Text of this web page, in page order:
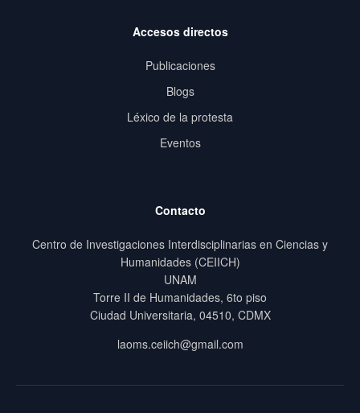
Accesos directos
Publicaciones
Blogs
Léxico de la protesta
Eventos
Contacto
Centro de Investigaciones Interdisciplinarias en Ciencias y
Humanidades (CEIICH)
UNAM
Torre II de Humanidades, 6to piso
Ciudad Universitaria, 04510, CDMX
laoms.ceiich@gmail.com